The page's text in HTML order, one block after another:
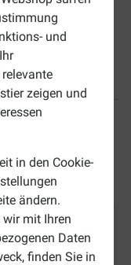
und
zeigen und
in den Cookie-
ändern.
mit Ihren
Daten
finden Sie in
Sicher bezahlen
Wir versenden mit